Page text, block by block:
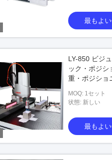
最もよ
LY-850 ビジ
ック・ポジシ
重・ポジショ
MOQ: 1セット
状態: 新しい
最もよ